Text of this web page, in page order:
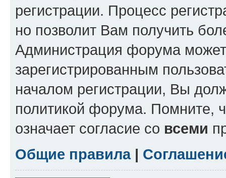
регистрации. Процесс
но позволит Вам получить
Администрация форума может
зарегистрированным
началом регистрации, Вы
политикой форума. Помните,
означает согласие со всеми
Общие правила|